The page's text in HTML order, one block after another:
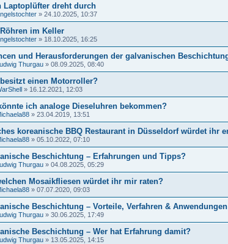
Laptoplüfter dreht durch
» 24.10.2025, 10:37
im Keller
» 18.10.2025, 16:25
und Herausforderungen der galvanischen
Thurgau » 08.09.2025, 08:40
einen Motorroller?
» 16.12.2021, 12:03
ich analoge Dieseluhren bekommen?
» 23.04.2019, 13:51
koreanische BBQ Restaurant in Düsseldorf würdet ihr
» 05.10.2022, 07:10
Beschichtung – Erfahrungen und Tipps?
Thurgau » 04.08.2025, 05:29
Mosaikfliesen würdet ihr mir raten?
» 07.07.2020, 09:03
Beschichtung – Vorteile, Verfahren & Anwendungen
Thurgau » 30.06.2025, 17:49
Beschichtung – Wer hat Erfahrung damit?
Thurgau » 13.05.2025, 14:15